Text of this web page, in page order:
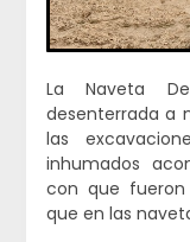
La Naveta
desenterrada a
las
inhumados
con que fueron
que en las